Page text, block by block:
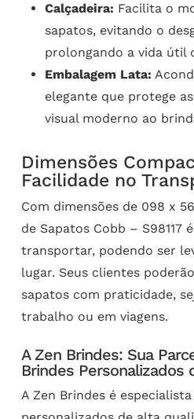
Calçadeira: Facilita o
sapatos, evitando o
prolongando a vida útil
Embalagem Lata:
elegante que protege
visual moderno ao
Dimensões
Facilidade no
Com dimensões de 098 x
de Sapatos Cobb – S98117
transportar, podendo ser
lugar. Seus clientes
sapatos com praticidade,
trabalho ou em viagens.
A Zen Brindes: Sua
Brindes Personalizados
A Zen Brindes é